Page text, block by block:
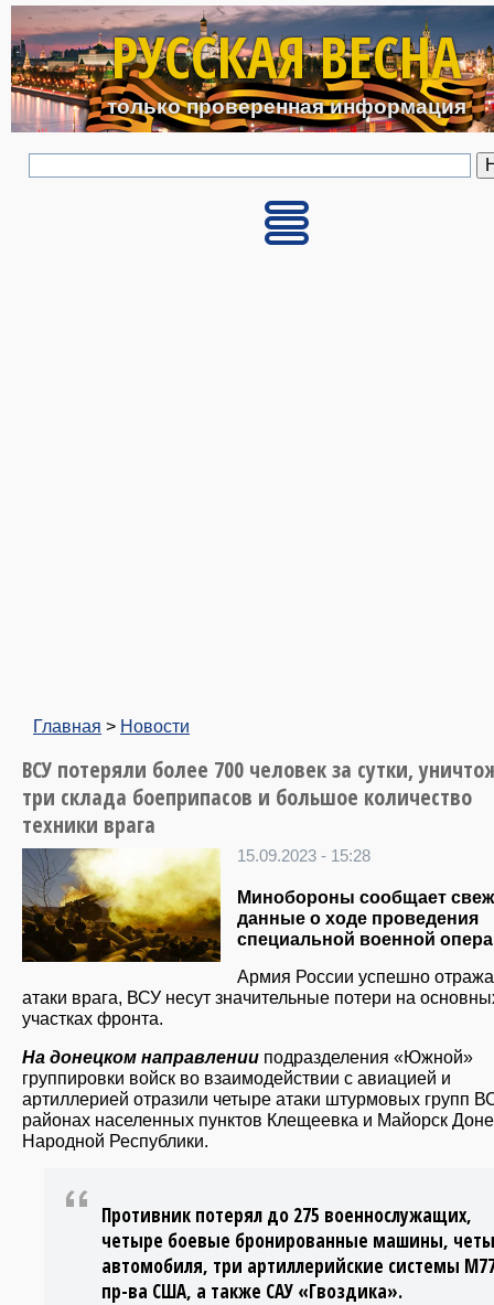
Перейти к основному
РУССКАЯ ВЕСНА
только проверенная информация
Главная > Новости
ВСУ потеряли более 700 человек за сутки,
три склада боеприпасов и большое количество
техники врага
15.09.2023 - 15:28
Минобороны сообщает
данные о ходе проведения
специальной военной
Армия России успешно
атаки врага, ВСУ несут значительные потери на
участках фронта.
На донецком направлении подразделения «Южной»
группировки войск во взаимодействии с авиацией и
артиллерией отразили четыре атаки штурмовых групп
районах населенных пунктов Клещеевка и Майорск
Народной Республики.
Противник потерял до 275 военнослужащих,
четыре боевые бронированные машины,
автомобиля, три артиллерийские системы
пр-ва США, а также САУ «Гвоздика».